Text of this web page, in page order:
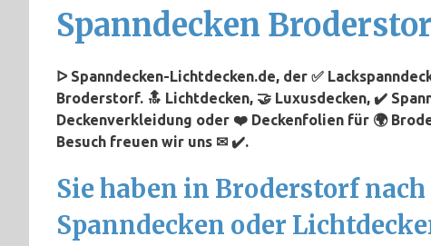
Spanndecken
ᐅ Spanndecken-Lichtdecken.de, der ✅
Broderstorf. 🔝 Lichtdecken, 🤝 Luxusdecken, ✔️
Deckenverkleidung oder ❤️ Deckenfolien für 🌍
Besuch freuen wir uns ✉ ✔️.
Sie haben in Broderstorf nach
Spanndecken oder